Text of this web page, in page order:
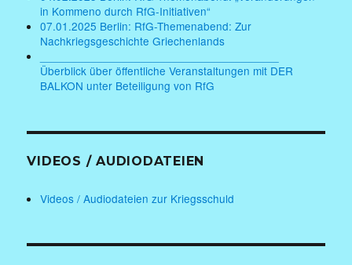
in Kommeno durch RfG-Initiativen“
07.01.2025 Berlin: RfG-Themenabend: Zur
Nachkriegsgeschichte Griechenlands
Überblick über öffentliche Veranstaltungen mit DER
BALKON unter Beteiligung von RfG
VIDEOS / AUDIODATEIEN
Videos / Audiodateien zur Kriegsschuld